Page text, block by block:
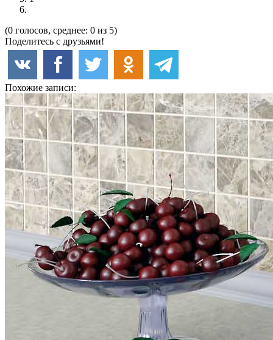
(0 голосов, среднее: 0 из 5)
Поделитесь с друзьями!
Похожие записи: